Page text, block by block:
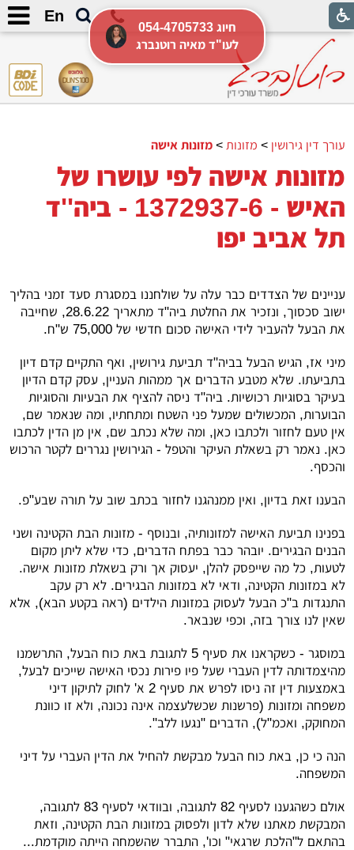
En
עורך דין גירושין > מזונות >מזונות אישה
מזונות אישה לפי עושרו של
האיש - 1372937-6 - ביה''ד
תל אביב יפו
עניינים של הצדדים כבר עלה על שולחננו במסגרת סעד זמני בהליך
ישוב סכסוך, ונזכיר את החלטת ביה"ד מתאריך 28.6.22, שחייבה
את הבעל להעביר לידי האישה סכום חדשי של 75,000 ש"ח.
מיני אז, הגיש הבעל בביה"ד תביעת גירושין, ואף התקיים קדם דיון
בתביעתו. שלא מטבע הדברים אך ממהות העניין, עסק קדם הדיון
בעיקר בסוגיות רכושיות. ביה"ד ניסה להציף את הבעיות והסוגיות
הבוערות, המכשולים שמעל פני השטח ומתחתיו, ומה שנאמר שם,
אין טעם לחזור ולכתבו כאן, ומה שלא נכתב שם, אין מן הדין לכתבו
כאן. נאמר רק בשאלת העיקר והטפל - הגירושין נגררים לקטר הרכוש
והכסף.
הבענו זאת בדיון, ואין ממנהגנו לחזור בכתב שוב על תורה שבע"פ.
בפנינו תביעת האישה למזונותיה, ובנוסף - מזונות הבת הקטינה ושני
הבנים הבגירים. יובהר כבר בפתח הדברים, כדי שלא ליתן מקום
לטעות, כל מה שייפסק להלן, יעסוק אך ורק בשאלת מזונות אישה.
לא במזונות הקטינה, ודאי לא במזונות הבגירים. לא רק עקב
התנגדות ב"כ הבעל לעסוק במזונות הילדים (ראה בקטע הבא), אלא
שאין לנו צורך בזה, וכפי שנבאר.
במוסגר - כשקראנו את סעיף 5 לתגובת באת כוח הבעל, התרשמנו
מהיצמדותה לדין העברי שעל פיו פירות נכסי האישה שייכים לבעל,
באמצעות דין זה ניסו לפרש את סעיף 2 א' לחוק לתיקון דיני
משפחה ומזונות (פרשנות שכשלעצמה אינה נכונה, ולא זו כוונת
המחוקק, ואכמ"ל), הדברים "נגעו ללב".
הנה כי כן, באת כוח הבעל מבקשת להחיל את הדין העברי על דיני
המשפחה.
אולם כשהגענו לסעיף 82 לתגובה, ובוודאי לסעיף 83 לתגובה,
המבקשת מאתנו שלא לדון ולפסוק במזונות הבת הקטינה, וזאת
בהתאם ל"הלכת שרגאי" וכו', התברר שהשמחה הייתה מוקדמת...
054-4705733 חיוג
לעו"ד מאיה רוטנברג